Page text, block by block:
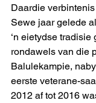
Daardie
Sewe jaar gelede
‘n eietydse tradisie
rondawels van die
Balulekampie,
eerste veterane-
2012 af tot 2016